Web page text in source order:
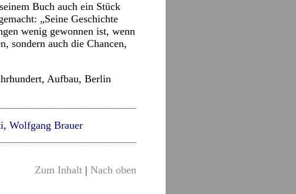
Buch auch ein Stück
„Seine Geschichte
wenig gewonnen ist, wenn
sondern auch die Chancen,
Aufbau, Berlin
, Wolfgang Brauer
Zum Inhalt | Nach oben